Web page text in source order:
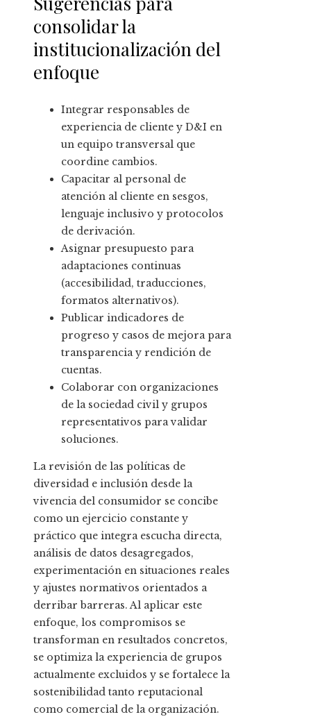
consolidar la
institucionalización del
enfoque
Integrar responsables de
experiencia de cliente y D&I en
un equipo transversal que
coordine cambios.
Capacitar al personal de
atención al cliente en sesgos,
lenguaje inclusivo y protocolos
de derivación.
Asignar presupuesto para
adaptaciones continuas
(accesibilidad, traducciones,
formatos alternativos).
Publicar indicadores de
progreso y casos de mejora para
transparencia y rendición de
cuentas.
Colaborar con organizaciones
de la sociedad civil y grupos
representativos para validar
soluciones.
La revisión de las políticas de
diversidad e inclusión desde la
vivencia del consumidor se concibe
como un ejercicio constante y
práctico que integra escucha directa,
análisis de datos desagregados,
experimentación en situaciones reales
y ajustes normativos orientados a
derribar barreras. Al aplicar este
enfoque, los compromisos se
transforman en resultados concretos,
se optimiza la experiencia de grupos
actualmente excluidos y se fortalece la
sostenibilidad tanto reputacional
como comercial de la organización.